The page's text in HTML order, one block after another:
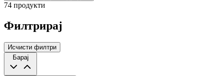
74 продукти
Филтрирај
Исчисти филтри
Барај